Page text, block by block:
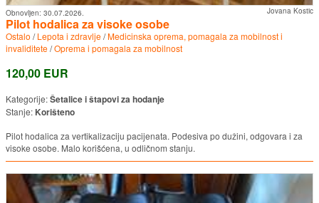
Jovana Kostic
Obnovljen: 30.07.2026.
Pilot hodalica za visoke osobe
Ostalo /Lepota i zdravlje/Medicinska oprema, pomagala za mobilnost i
invaliditete/Oprema i pomagala za mobilnost
120,00 EUR
Kategorije:Šetalice i štapovi za hodanje
Stanje: Korišteno
Pilot hodalica za vertikalizaciju pacijenata. Podesiva po dužini, odgovara i za
visoke osobe. Malo korišćena, u odličnom stanju.